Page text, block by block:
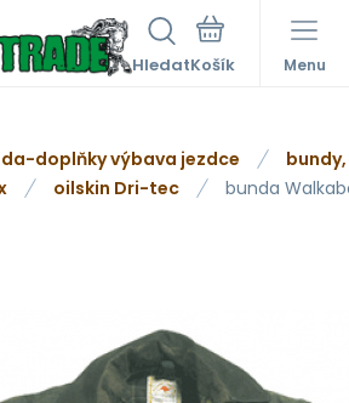
Hledat Menu
doplňky výbava jezdce
oilskin Dri-tec bunda